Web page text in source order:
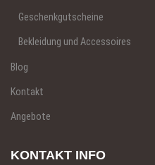
Geschenkgutscheine
Bekleidung und Accessoires
Blog
Kontakt
Angebote
KONTAKT INFO